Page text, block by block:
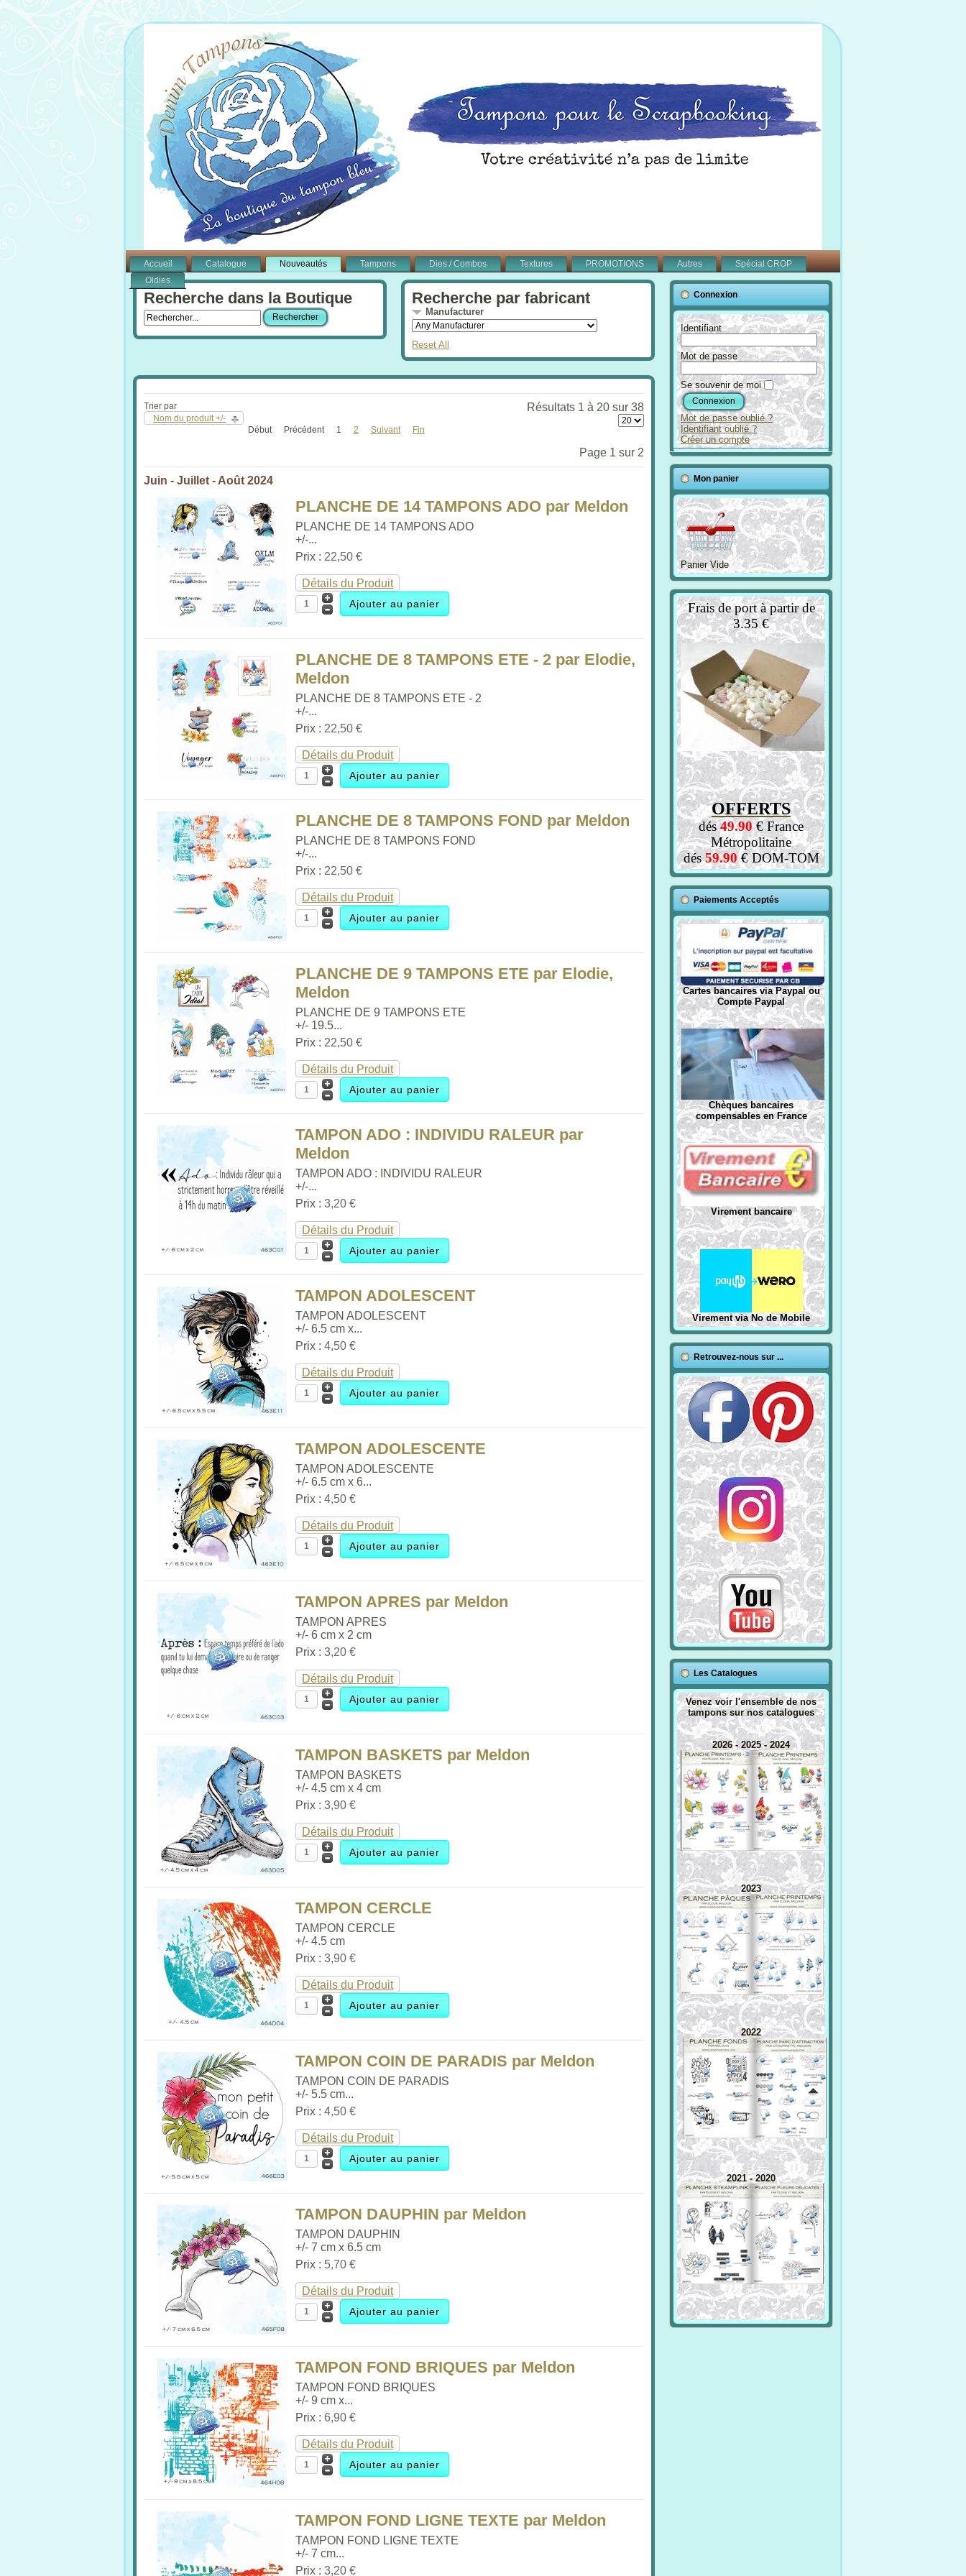
Accueil Catalogue Nouveautés Tampons Dies / Combos Textures PROMOTIONS Autres
Spécial CROP
Oldies
Recherche dans la Boutique Recherche par fabricant
Manufacturer
Reset All
Trier par
Nom du produit +/-
Résultats 1 à 20 sur 38
Début Précédent 1 2 Suivant Fin
Page 1 sur 2
Juin - Juillet - Août 2024
PLANCHE DE 14 TAMPONS ADO par Meldon
PLANCHE DE 14 TAMPONS ADO
+/-...
Prix : 22,50 €
Détails du Produit
PLANCHE DE 8 TAMPONS ETE - 2 par Elodie,
Meldon
PLANCHE DE 8 TAMPONS ETE - 2
+/-...
Prix : 22,50 €
Détails du Produit
PLANCHE DE 8 TAMPONS FOND par Meldon
PLANCHE DE 8 TAMPONS FOND
+/-...
Prix : 22,50 €
Détails du Produit
PLANCHE DE 9 TAMPONS ETE par Elodie,
Meldon
PLANCHE DE 9 TAMPONS ETE
+/- 19.5...
Prix : 22,50 €
Détails du Produit
TAMPON ADO : INDIVIDU RALEUR par
Meldon
TAMPON ADO : INDIVIDU RALEUR
+/-...
Prix :3,20 €
Détails du Produit
TAMPON ADOLESCENT
TAMPON ADOLESCENT
+/- 6.5 cm x...
Prix :4,50 €
Détails du Produit
TAMPON ADOLESCENTE
TAMPON ADOLESCENTE
+/- 6.5 cm x 6...
Prix :4,50 €
Détails du Produit
TAMPON APRES par Meldon
TAMPON APRES
+/- 6 cm x 2 cm
Prix :3,20 €
Détails du Produit
TAMPON BASKETS par Meldon
TAMPON BASKETS
+/- 4.5 cm x 4 cm
Prix :3,90 €
Détails du Produit
TAMPON CERCLE
TAMPON CERCLE
+/- 4.5 cm
Prix :3,90 €
Détails du Produit
TAMPON COIN DE PARADIS par Meldon
TAMPON COIN DE PARADIS
+/- 5.5 cm...
Prix :4,50 €
Détails du Produit
TAMPON DAUPHIN par Meldon
TAMPON DAUPHIN
+/- 7 cm x 6.5 cm
Prix : 5,70 €
Détails du Produit
TAMPON FOND BRIQUES par Meldon
TAMPON FOND BRIQUES
+/- 9 cm x...
Prix :6,90 €
Détails du Produit
TAMPON FOND LIGNE TEXTE par Meldon
TAMPON FOND LIGNE TEXTE
+/- 7 cm...
Prix :3,20 €
Connexion
Identifiant
Mot de passe
Se souvenir de moi
Mot de passe oublié ?
Identifiant oublié ?
Créer un compte
Mon panier
Panier Vide
Frais de port à partir de
3.35 €
OFFERTS
dés49.90€ France
Métropolitaine
dés59.90€ DOM-TOM
Paiements Acceptés
Cartes bancaires via Paypal ou
Compte Paypal
Chèques bancaires
compensables en France
Virement bancaire
Virement via No de Mobile
Retrouvez-nous sur ...
Les Catalogues
Venez voir l'ensemble de nos
tampons sur nos catalogues
2026 - 2025 - 2024
2023
2022
2021 - 2020